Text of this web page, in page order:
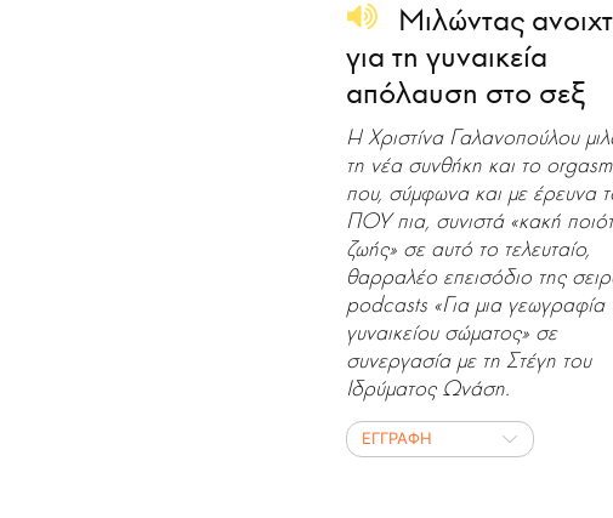
Μιλώντας
για τη γυναικεία
απόλαυση στο σεξ
Η Χριστίνα Γαλανοπούλου
τη νέα συνθήκη και το
που, σύμφωνα και με έρευνα
ΠΟΥ πια, συνιστά «κακή
ζωής» σε αυτό το τελευταίο,
θαρραλέο επεισόδιο της
podcasts «Για μια γεωγραφία
γυναικείου σώματος» σε
συνεργασία με τη Στέγη του
Ιδρύματος Ωνάση.
ΕΓΓΡΑΦΗ